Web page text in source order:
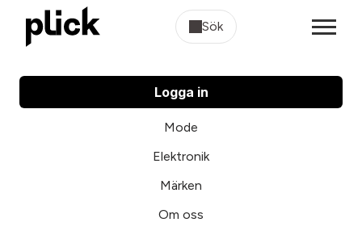
Sök
Logga in
Mode
Elektronik
Märken
Om oss